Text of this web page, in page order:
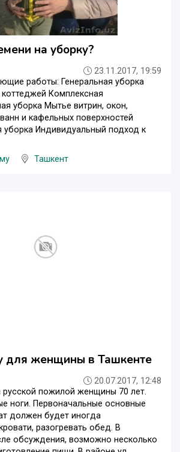
на уборку?
23.11.2017, 19:59
работы: Генеральная уборка
Комплексная
уборка Мытье витрин, окон,
и кафельных поверхностей
уборка Индивидуальный подход к
Ташкент
для женщины в Ташкенте
20.07.2017, 12:48
русской пожилой женщины 70 лет.
ноги. Первоначальные основные
должен будет иногда
разогревать обед. В
обсуждения, возможно несколько